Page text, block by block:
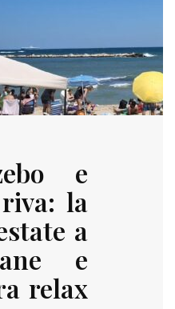
e
la
a
e
relax